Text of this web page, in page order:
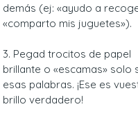
demás (ej: «ayudo a
«comparto mis juguetes»).
3. Pegad trocitos de papel
brillante o «escamas» solo
esas palabras. ¡Ese es
brillo verdadero!